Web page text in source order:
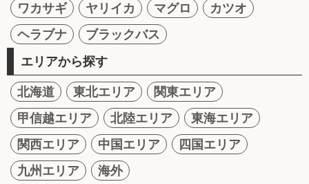
ワカサギ
ヤリイカ マグロ
カツオ
ヘラブナ
ブラックバス
エリアから探す
北海道 東北エリア
関東エリア
甲信越エリア
北陸エリア
東海エリア
関西エリア
中国エリア
四国エリア
九州エリア
海外